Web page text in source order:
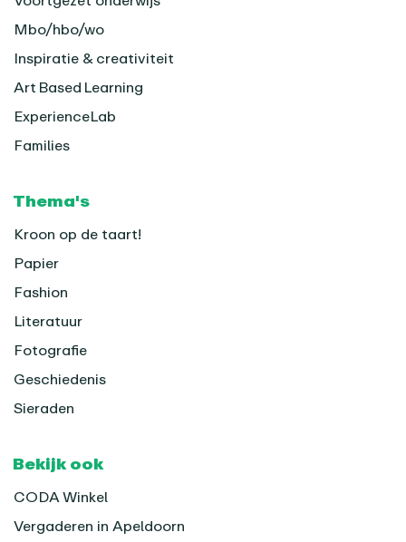
Mbo/hbo/wo
Inspiratie & creativiteit
Art Based Learning
ExperienceLab
Families
Thema's
Kroon op de taart!
Papier
Fashion
Literatuur
Fotografie
Geschiedenis
Sieraden
Bekijk ook
CODA Winkel
Vergaderen in Apeldoorn